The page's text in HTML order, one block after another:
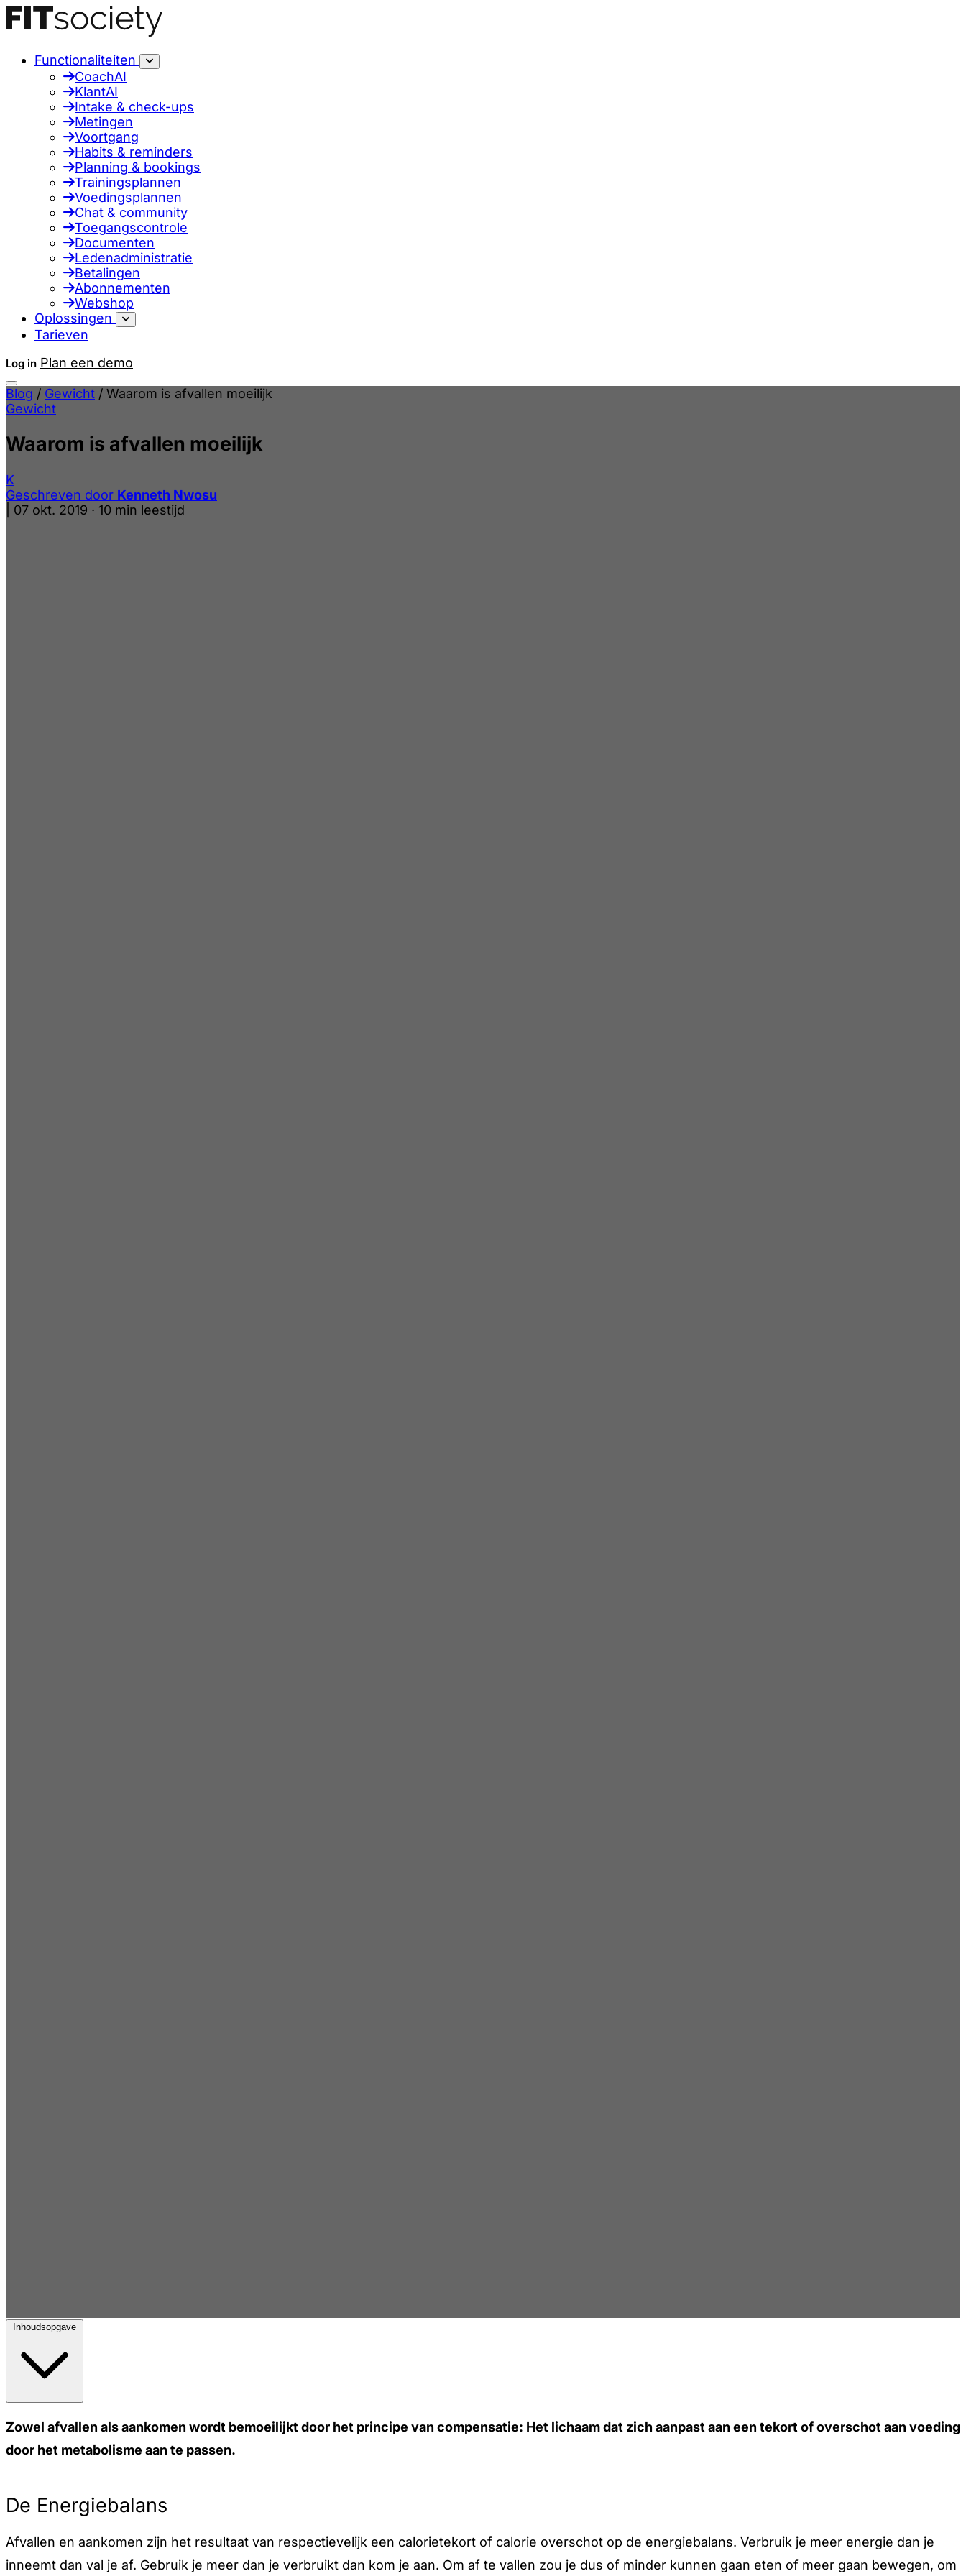
Functionaliteiten
CoachAI
KlantAI
Intake & check-ups
Metingen
Voortgang
Habits & reminders
Planning & bookings
Trainingsplannen
Voedingsplannen
Chat & community
Toegangscontrole
Documenten
Ledenadministratie
Betalingen
Abonnementen
Webshop
Oplossingen
Tarieven
Log in Plan een demo
Blog / Gewicht / Waarom is afvallen moeilijk
Gewicht
Waarom is afvallen moeilijk
K
Geschreven door Kenneth Nwosu
07 okt. 2019 · 10 min leestijd
Inhoudsopgave
Zowel afvallen als aankomen wordt bemoeilijkt door het principe van compensatie: Het lichaam dat zich aanpast aan een tekort of overschot aan voeding
door het metabolisme aan te passen.
De Energiebalans
Afvallen en aankomen zijn het resultaat van respectievelijk een calorietekort of calorie overschot op de energiebalans. Verbruik je meer energie dan je
inneemt dan val je af. Gebruik je meer dan je verbruikt dan kom je aan. Om af te vallen zou je dus of minder kunnen gaan eten of meer gaan bewegen, om